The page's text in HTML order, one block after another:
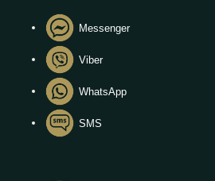
Messenger
Viber
WhatsApp
SMS